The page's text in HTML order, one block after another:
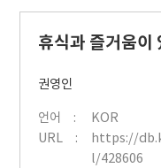
휴식과 즐거움이
권영인
언어
KOR
URL
https://
l/428606